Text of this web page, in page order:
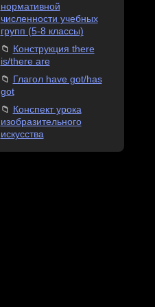
нормативной
численности учебных
групп (5-8 классы)
Конструкция there
is/there are
Глагол have got/has
got
Конспект урока
изобразительного
искусства